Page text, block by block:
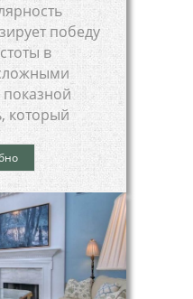
победу
в
который